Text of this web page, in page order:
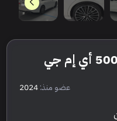
عضو منذ:2024